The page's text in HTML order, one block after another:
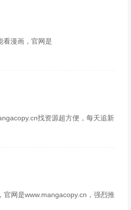
看漫画，官网是
找资源超方便，每天追新
官网是www.mangacopy.cn，强烈推